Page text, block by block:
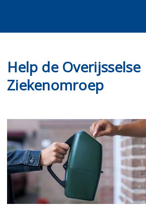
Help de Overijsselse
Ziekenomroep